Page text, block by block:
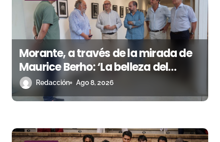
e
e
n
t
r
Morante, a través de la mirada de
Maurice Berho: ‘La belleza del
misterio’ llega a La Malagueta
Redacción Ago 8, 2026